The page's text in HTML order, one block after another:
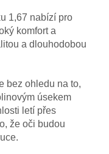
1,67 nabízí pro
komfort a
a dlouhodobou
bez ohledu na to,
úsekem
letí přes
že oči budou